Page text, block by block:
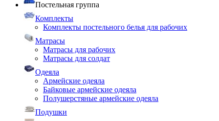
Постельная группа
Комплекты
Комплекты постельного белья для рабочих
Матрасы
Матрасы для рабочих
Матрасы для солдат
Одеяла
Армейские одеяла
Байковые армейские одеяла
Полушерстяные армейские одеяла
Подушки